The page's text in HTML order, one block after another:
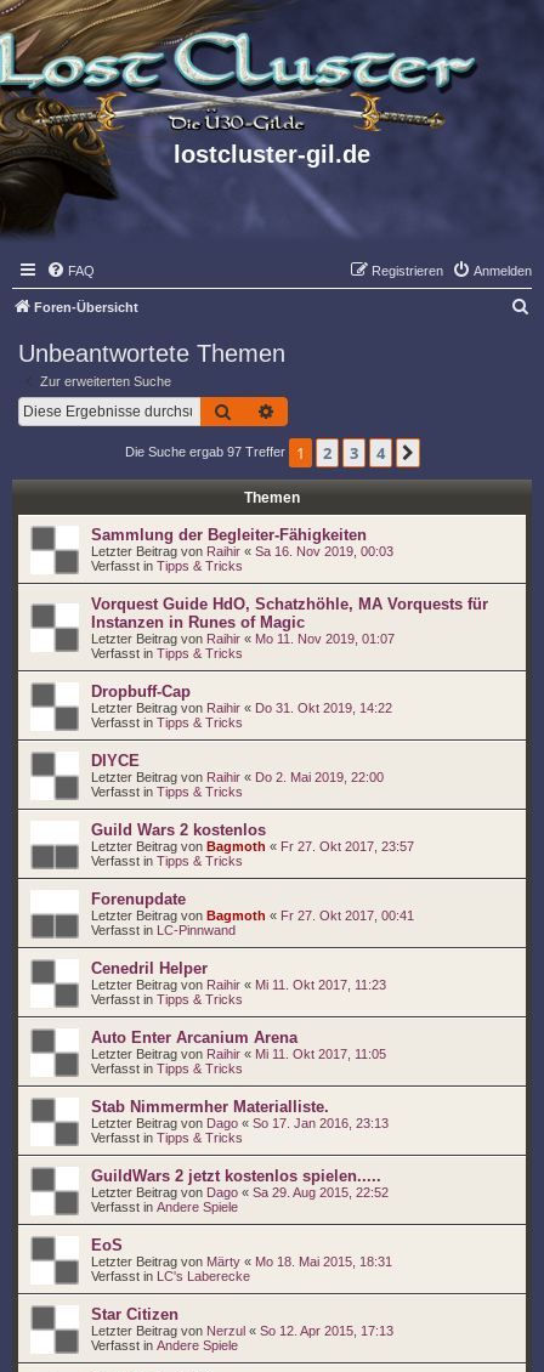
lostcluster-gil.de
FAQ Anmelden
Registrieren
Foren-Übersicht
Unbeantwortete Themen
Zur erweiterten Suche
Suche
Die Suche ergab 97 Treffer 1 2 3 4
Themen
Sammlung der Begleiter-Fähigkeiten
Letzter Beitrag von Raihir « Sa 16. Nov 2019, 00:03
Verfasst in Tipps & Tricks
Vorquest Guide HdO, Schatzhöhle, MA Vorquests für
Instanzen in Runes of Magic
Letzter Beitrag von Raihir « Mo 11. Nov 2019, 01:07
Verfasst in Tipps & Tricks
Dropbuff-Cap
Letzter Beitrag von Raihir « Do 31. Okt 2019, 14:22
Verfasst in Tipps & Tricks
DIYCE
Letzter Beitrag von Raihir « Do 2. Mai 2019, 22:00
Verfasst in Tipps & Tricks
Guild Wars 2 kostenlos
Letzter Beitrag von Bagmoth « Fr 27. Okt 2017, 23:57
Verfasst in Tipps & Tricks
Forenupdate
Letzter Beitrag von Bagmoth « Fr 27. Okt 2017, 00:41
Verfasst in LC-Pinnwand
Cenedril Helper
Letzter Beitrag von Raihir « Mi 11. Okt 2017, 11:23
Verfasst in Tipps & Tricks
Auto Enter Arcanium Arena
Letzter Beitrag von Raihir « Mi 11. Okt 2017, 11:05
Verfasst in Tipps & Tricks
Stab Nimmermher Materialliste.
Letzter Beitrag von Dago « So 17. Jan 2016, 23:13
Verfasst in Tipps & Tricks
GuildWars 2 jetzt kostenlos spielen.....
Letzter Beitrag von Dago « Sa 29. Aug 2015, 22:52
Verfasst in Andere Spiele
EoS
Letzter Beitrag von Märty « Mo 18. Mai 2015, 18:31
Verfasst in LC's Laberecke
Star Citizen
Letzter Beitrag von Nerzul « So 12. Apr 2015, 17:13
Verfasst in Andere Spiele